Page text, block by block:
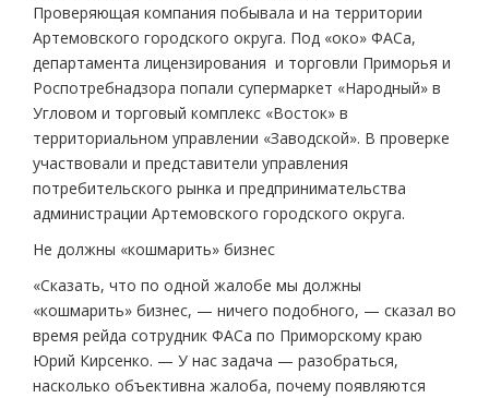
Проверяющая компания побывала и на территории
Артемовского городского округа. Под «око» ФАСа,
департамента лицензирования и торговли Приморья и
Роспотребнадзора попали супермаркет «Народный» в
Угловом и торговый комплекс «Восток» в
территориальном управлении «Заводской». В проверке
участвовали и представители управления
потребительского рынка и предпринимательства
администрации Артемовского городского округа.
Не должны «кошмарить» бизнес
«Сказать, что по одной жалобе мы должны
«кошмарить» бизнес, — ничего подобного, — сказал во
время рейда сотрудник ФАСа по Приморскому краю
Юрий Кирсенко. — У нас задача — разобраться,
насколько объективна жалоба, почему появляются